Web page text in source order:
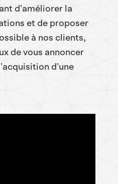
d’améliorer la
et de proposer
à nos clients,
de vous annoncer
d’une